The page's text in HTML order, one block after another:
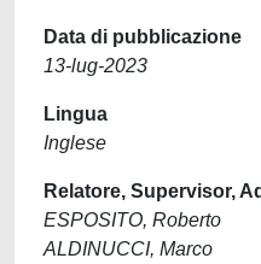
Data di pubblicazione
13-lug-2023
Lingua
Inglese
Relatore, Supervisor,
ESPOSITO, Roberto
ALDINUCCI, Marco